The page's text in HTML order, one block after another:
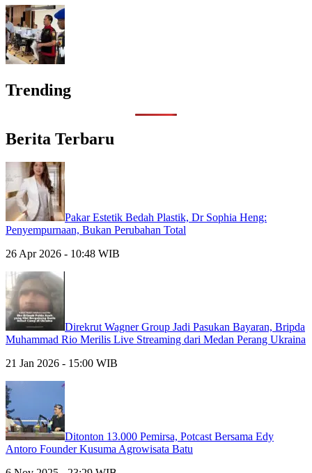
Trending
Berita Terbaru
Pakar Estetik Bedah Plastik, Dr Sophia Heng:
Penyempurnaan, Bukan Perubahan Total
26 Apr 2026 - 10:48 WIB
Direkrut Wagner Group Jadi Pasukan Bayaran, Bripda
Muhammad Rio Merilis Live Streaming dari Medan Perang Ukraina
21 Jan 2026 - 15:00 WIB
Ditonton 13.000 Pemirsa, Potcast Bersama Edy
Antoro Founder Kusuma Agrowisata Batu